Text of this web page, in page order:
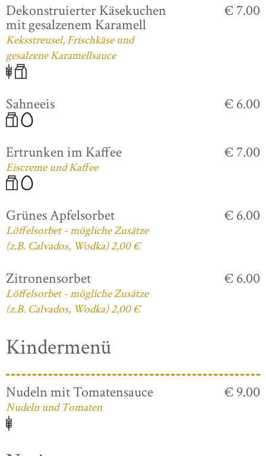
Dekonstruierter Käsekuchen
mit gesalzenem Karamell
Keksstreusel, Frischkäse und
gesalzene Karamellsauce
€ 7.00
Sahneeis € 6.00
Ertrunken im Kaffee
Eiscreme und Kaffee
€ 7.00
Grünes Apfelsorbet
Löffelsorbet - mögliche Zusätze
(z.B. Calvados, Wodka) 2,00 €
€ 6.00
Zitronensorbet
Löffelsorbet - mögliche Zusätze
(z.B. Calvados, Wodka) 2,00 €
€ 6.00
Kindermenü
Nudeln mit Tomatensauce
Nudeln und Tomaten
€ 9.00